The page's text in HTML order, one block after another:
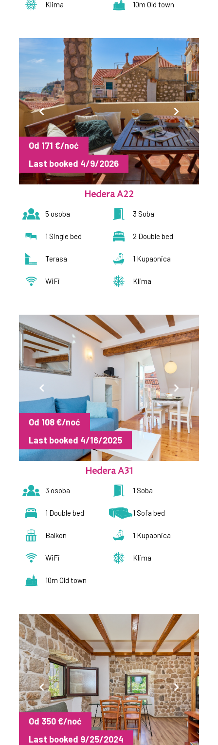
Klima 10m Old town
Od 171 €/noć
Last booked 4/9/2026
Hedera A22
5 osoba 3 Soba
1 Single bed 2 Double bed
Terasa 1 Kupaonica
WiFi Klima
Od 108 €/noć
Last booked 4/16/2025
Hedera A31
3 osoba 1 Soba
1 Double bed 1 Sofa bed
Balkon 1 Kupaonica
WiFi Klima
10m Old town
Od 350 €/noć
Last booked 9/25/2024